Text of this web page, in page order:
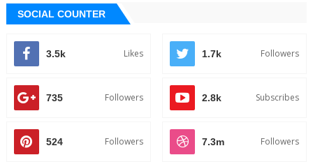
SOCIAL COUNTER
3.5k Likes 1.7k Followers
735 Followers 2.8k Subscribes
524 Followers 7.3m Followers